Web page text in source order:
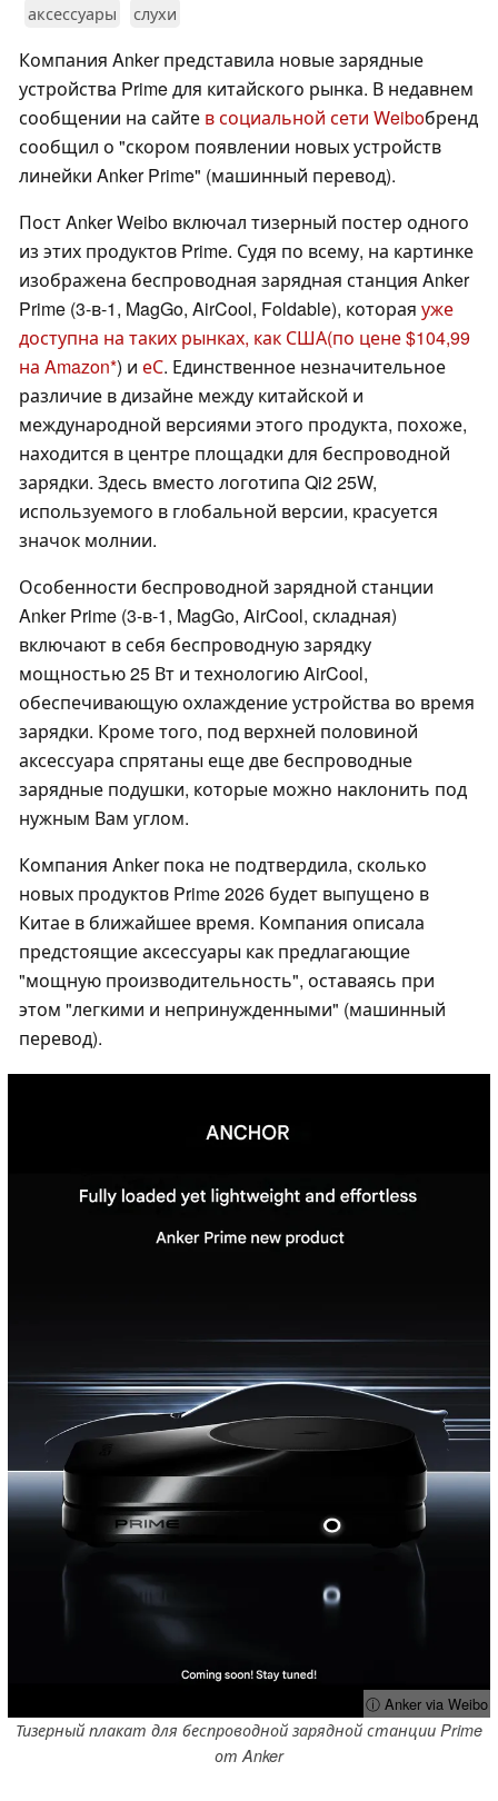
аксессуары слухи
Компания Anker представила новые зарядные
устройства Prime для китайского рынка. В недавнем
сообщении на сайте в социальной сети Weiboбренд
сообщил о "скором появлении новых устройств
линейки Anker Prime" (машинный перевод).
Пост Anker Weibo включал тизерный постер одного
из этих продуктов Prime. Судя по всему, на картинке
изображена беспроводная зарядная станция Anker
Prime (3-в-1, MagGo, AirCool, Foldable), которая уже
доступна на таких рынках, как США(по цене $104,99
на Amazon ) и еС. Единственное незначительное
различие в дизайне между китайской и
международной версиями этого продукта, похоже,
находится в центре площадки для беспроводной
зарядки. Здесь вместо логотипа Qi2 25W,
используемого в глобальной версии, красуется
значок молнии.
Особенности беспроводной зарядной станции
Anker Prime (3-в-1, MagGo, AirCool, складная)
включают в себя беспроводную зарядку
мощностью 25 Вт и технологию AirCool,
обеспечивающую охлаждение устройства во время
зарядки. Кроме того, под верхней половиной
аксессуара спрятаны еще две беспроводные
зарядные подушки, которые можно наклонить под
нужным Вам углом.
Компания Anker пока не подтвердила, сколько
новых продуктов Prime 2026 будет выпущено в
Китае в ближайшее время. Компания описала
предстоящие аксессуары как предлагающие
"мощную производительность", оставаясь при
этом "легкими и непринужденными" (машинный
перевод).
ⓘ Anker via Weibo
Тизерный плакат для беспроводной зарядной станции Prime
от Anker